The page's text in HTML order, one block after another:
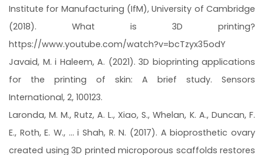
Institute for Manufacturing (IfM), University of Cambridge
(2018). What is 3D printing?
https://www.youtube.com/watch?v=bcTzyx35odY
Javaid, M. i Haleem, A. (2021). 3D bioprinting applications
for the printing of skin: A brief study. Sensors
International, 2, 100123.
Laronda, M. M., Rutz, A. L., Xiao, S., Whelan, K. A., Duncan, F.
E., Roth, E. W., ... i Shah, R. N. (2017). A bioprosthetic ovary
created using 3D printed microporous scaffolds restores